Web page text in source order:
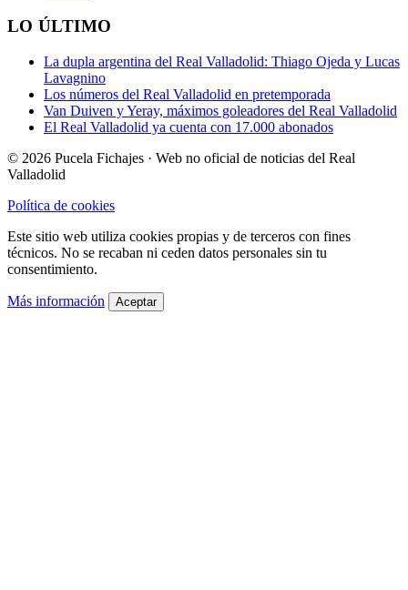
LO ÚLTIMO
La dupla argentina del Real Valladolid: Thiago Ojeda y Lucas
Lavagnino
Los números del Real Valladolid en pretemporada
Van Duiven y Yeray, máximos goleadores del Real Valladolid
El Real Valladolid ya cuenta con 17.000 abonados
© 2026 Pucela Fichajes · Web no oficial de noticias del Real
Valladolid
Política de cookies
Este sitio web utiliza cookies propias y de terceros con fines
técnicos. No se recaban ni ceden datos personales sin tu
consentimiento.
Más información Aceptar